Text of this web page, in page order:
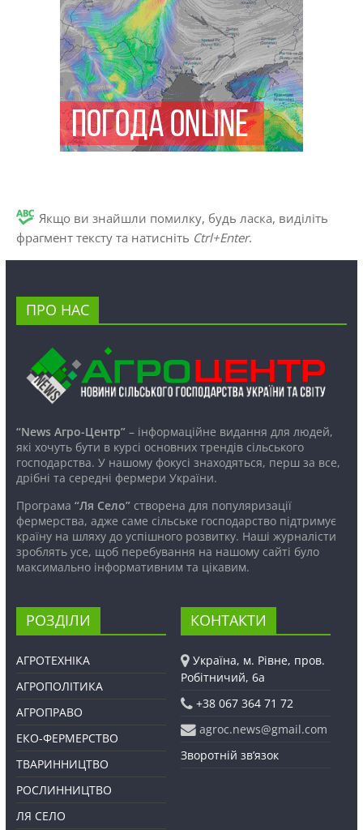
Якщо ви знайшли помилку, будь ласка, виділіть
фрагмент тексту та натисніть Ctrl+Enter.
ПРО НАС
“News Агро-Центр”– інформаційне видання для людей,
які хочуть бути в курсі основних трендів сільського
господарства. У нашому фокусі знаходяться, перш за все,
дрібні та середні фермери України.
Програма “Ля Село”створена для популяризації
фермерства, адже саме сільське господарство підтримує
країну на шляху до успішного розвитку. Наші журналісти
зроблять усе, щоб перебування на нашому сайті було
максимально інформативним та цікавим.
РОЗДІЛИ
АГРОТЕХНІКА
АГРОПОЛІТИКА
АГРОПРАВО
ЕКО-ФЕРМЕРСТВО
ТВАРИННИЦТВО
РОСЛИННИЦТВО
ЛЯ СЕЛО
КОНТАКТИ
Україна, м. Рівне, пров.
Робітничий, 6а
+38 067 364 71 72
agroc.news@gmail.com
Зворотній зв’язок